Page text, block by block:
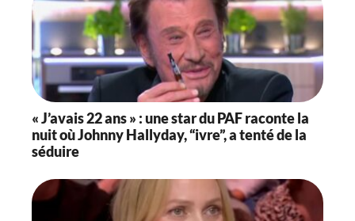
« J’avais 22 ans » : une star du PAF raconte la
nuit où Johnny Hallyday, “ivre”, a tenté de la
séduire